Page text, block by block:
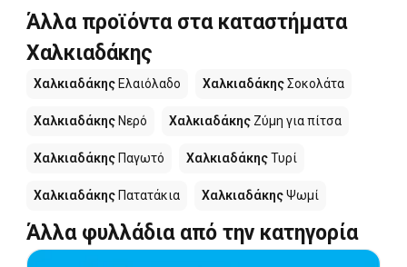
Άλλα προϊόντα στα καταστήματα
Χαλκιαδάκης
Χαλκιαδάκης Ελαιόλαδο ΧαλκιαδάκηςΣοκολάτα
Χαλκιαδάκης Νερό Χαλκιαδάκης Ζύμη για πίτσα
Χαλκιαδάκης Παγωτό ΧαλκιαδάκηςΤυρί
Χαλκιαδάκης Πατατάκια ΧαλκιαδάκηςΨωμί
Άλλα φυλλάδια από την κατηγορία